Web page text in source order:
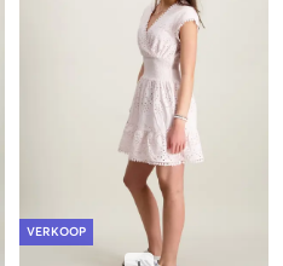
VERKOOP